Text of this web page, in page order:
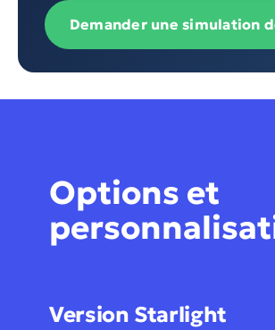
Demander une simulation
Options et
Version Starlight